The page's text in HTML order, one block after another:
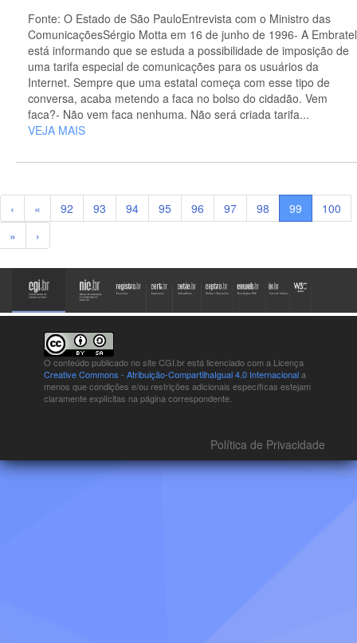
Fonte: O Estado de São PauloEntrevista com o Ministro das
ComunicaçõesSérgio Motta em 16 de junho de 1996- A Embratel
está informando que se estuda a possibilidade de imposição de
uma tarifa especial de comunicações para os usuários da
Internet. Sempre que uma estatal começa com esse tipo de
conversa, acaba metendo a faca no bolso do cidadão. Vem
faca?- Não vem faca nenhuma. Não será criada tarifa...
VEJA MAIS
‹ « 92 93 94 95 96 97 98 99
100
»
›
O conteúdo publicado no site CGI.br está licenciado com a Licença
Creative Commons - Atribuição-CompartilhaIgual 4.0 Internacionala
menos que condições e/ou restrições adicionais específicas estejam
claramente explícitas na página correspondente.
Política de Privacidade